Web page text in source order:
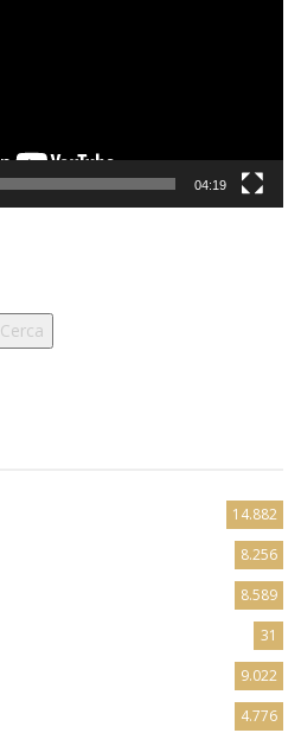
04:19
Cerca
14.882
8.256
8.589
31
9.022
4.776